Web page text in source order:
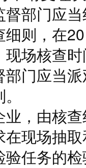
督部门应
则，在
场核查
门应当
，由核
现场抽
任务的